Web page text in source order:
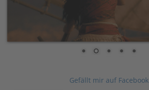
Gefällt mir auf Facebook